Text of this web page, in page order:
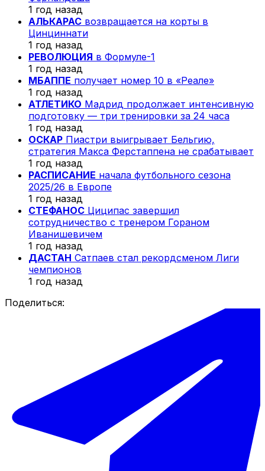
1 год назад
АЛЬКАРАС возвращается на корты в
Цинциннати
1 год назад
РЕВОЛЮЦИЯ в Формуле-1
1 год назад
МБАППЕ получает номер 10 в «Реале»
1 год назад
АТЛЕТИКО Мадрид продолжает интенсивную
подготовку — три тренировки за 24 часа
1 год назад
ОСКАР Пиастри выигрывает Бельгию,
стратегия Макса Ферстаппена не срабатывает
1 год назад
РАСПИСАНИЕ начала футбольного сезона
2025/26 в Европе
1 год назад
СТЕФАНОС Циципас завершил
сотрудничество с тренером Гораном
Иванишевичем
1 год назад
ДАСТАН Сатпаев стал рекордсменом Лиги
чемпионов
1 год назад
Поделиться: